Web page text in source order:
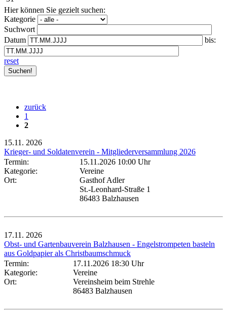
Hier können Sie gezielt suchen:
Kategorie
Suchwort
Datum
bis:
reset
zurück
1
2
15.11. 2026
Krieger- und Soldatenverein - Mitgliederversammlung 2026
Termin:
15.11.2026 10:00 Uhr
Kategorie:
Vereine
Ort:
Gasthof Adler
St.-Leonhard-Straße 1
86483 Balzhausen
17.11. 2026
Obst- und Gartenbauverein Balzhausen - Engelstrompeten basteln
aus Goldpapier als Christbaumschmuck
Termin:
17.11.2026 18:30 Uhr
Kategorie:
Vereine
Ort:
Vereinsheim beim Strehle
86483 Balzhausen